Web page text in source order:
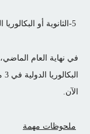
5-الثانوية أو البكالوريا الدولية IB
في نهاية العام
الآن.
ملحوظات مهمة